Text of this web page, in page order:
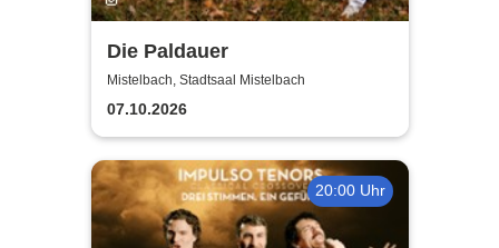
Die Paldauer
Mistelbach, Stadtsaal Mistelbach
07.10.2026
20:00 Uhr